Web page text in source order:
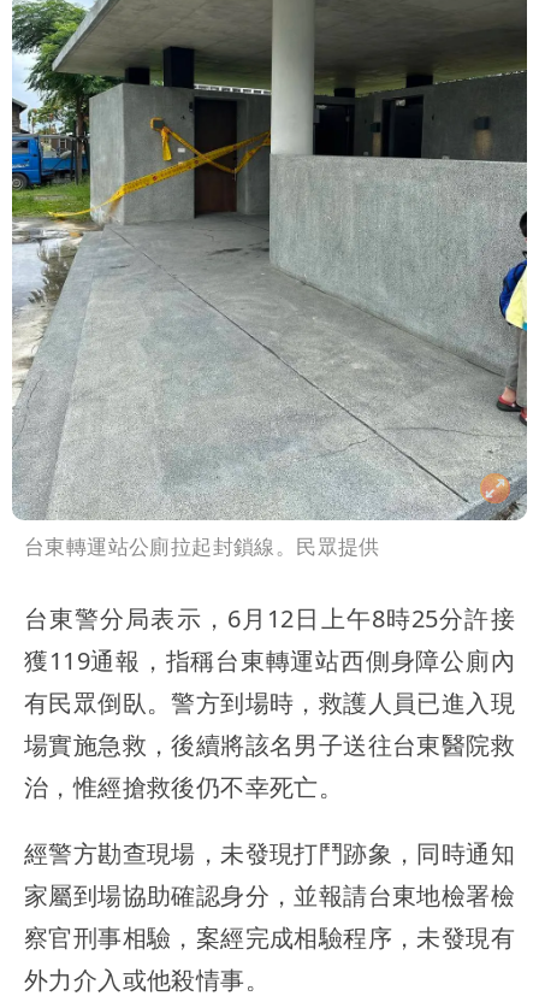
台東轉運站公廁拉起封鎖線。民眾提供
台東警分局表示，6月12日上午8時25分許接
獲119通報，指稱台東轉運站西側身障公廁內
有民眾倒臥。警方到場時，救護人員已進入現
場實施急救，後續將該名男子送往台東醫院救
治，惟經搶救後仍不幸死亡。
經警方勘查現場，未發現打鬥跡象，同時通知
家屬到場協助確認身分，並報請台東地檢署檢
察官刑事相驗，案經完成相驗程序，未發現有
外力介入或他殺情事。